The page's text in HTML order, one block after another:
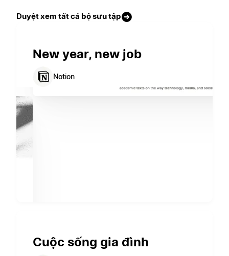
Duyệt xem tất cả bộ sưu tập
New year, new job
Notion
Cuộc sống gia đình